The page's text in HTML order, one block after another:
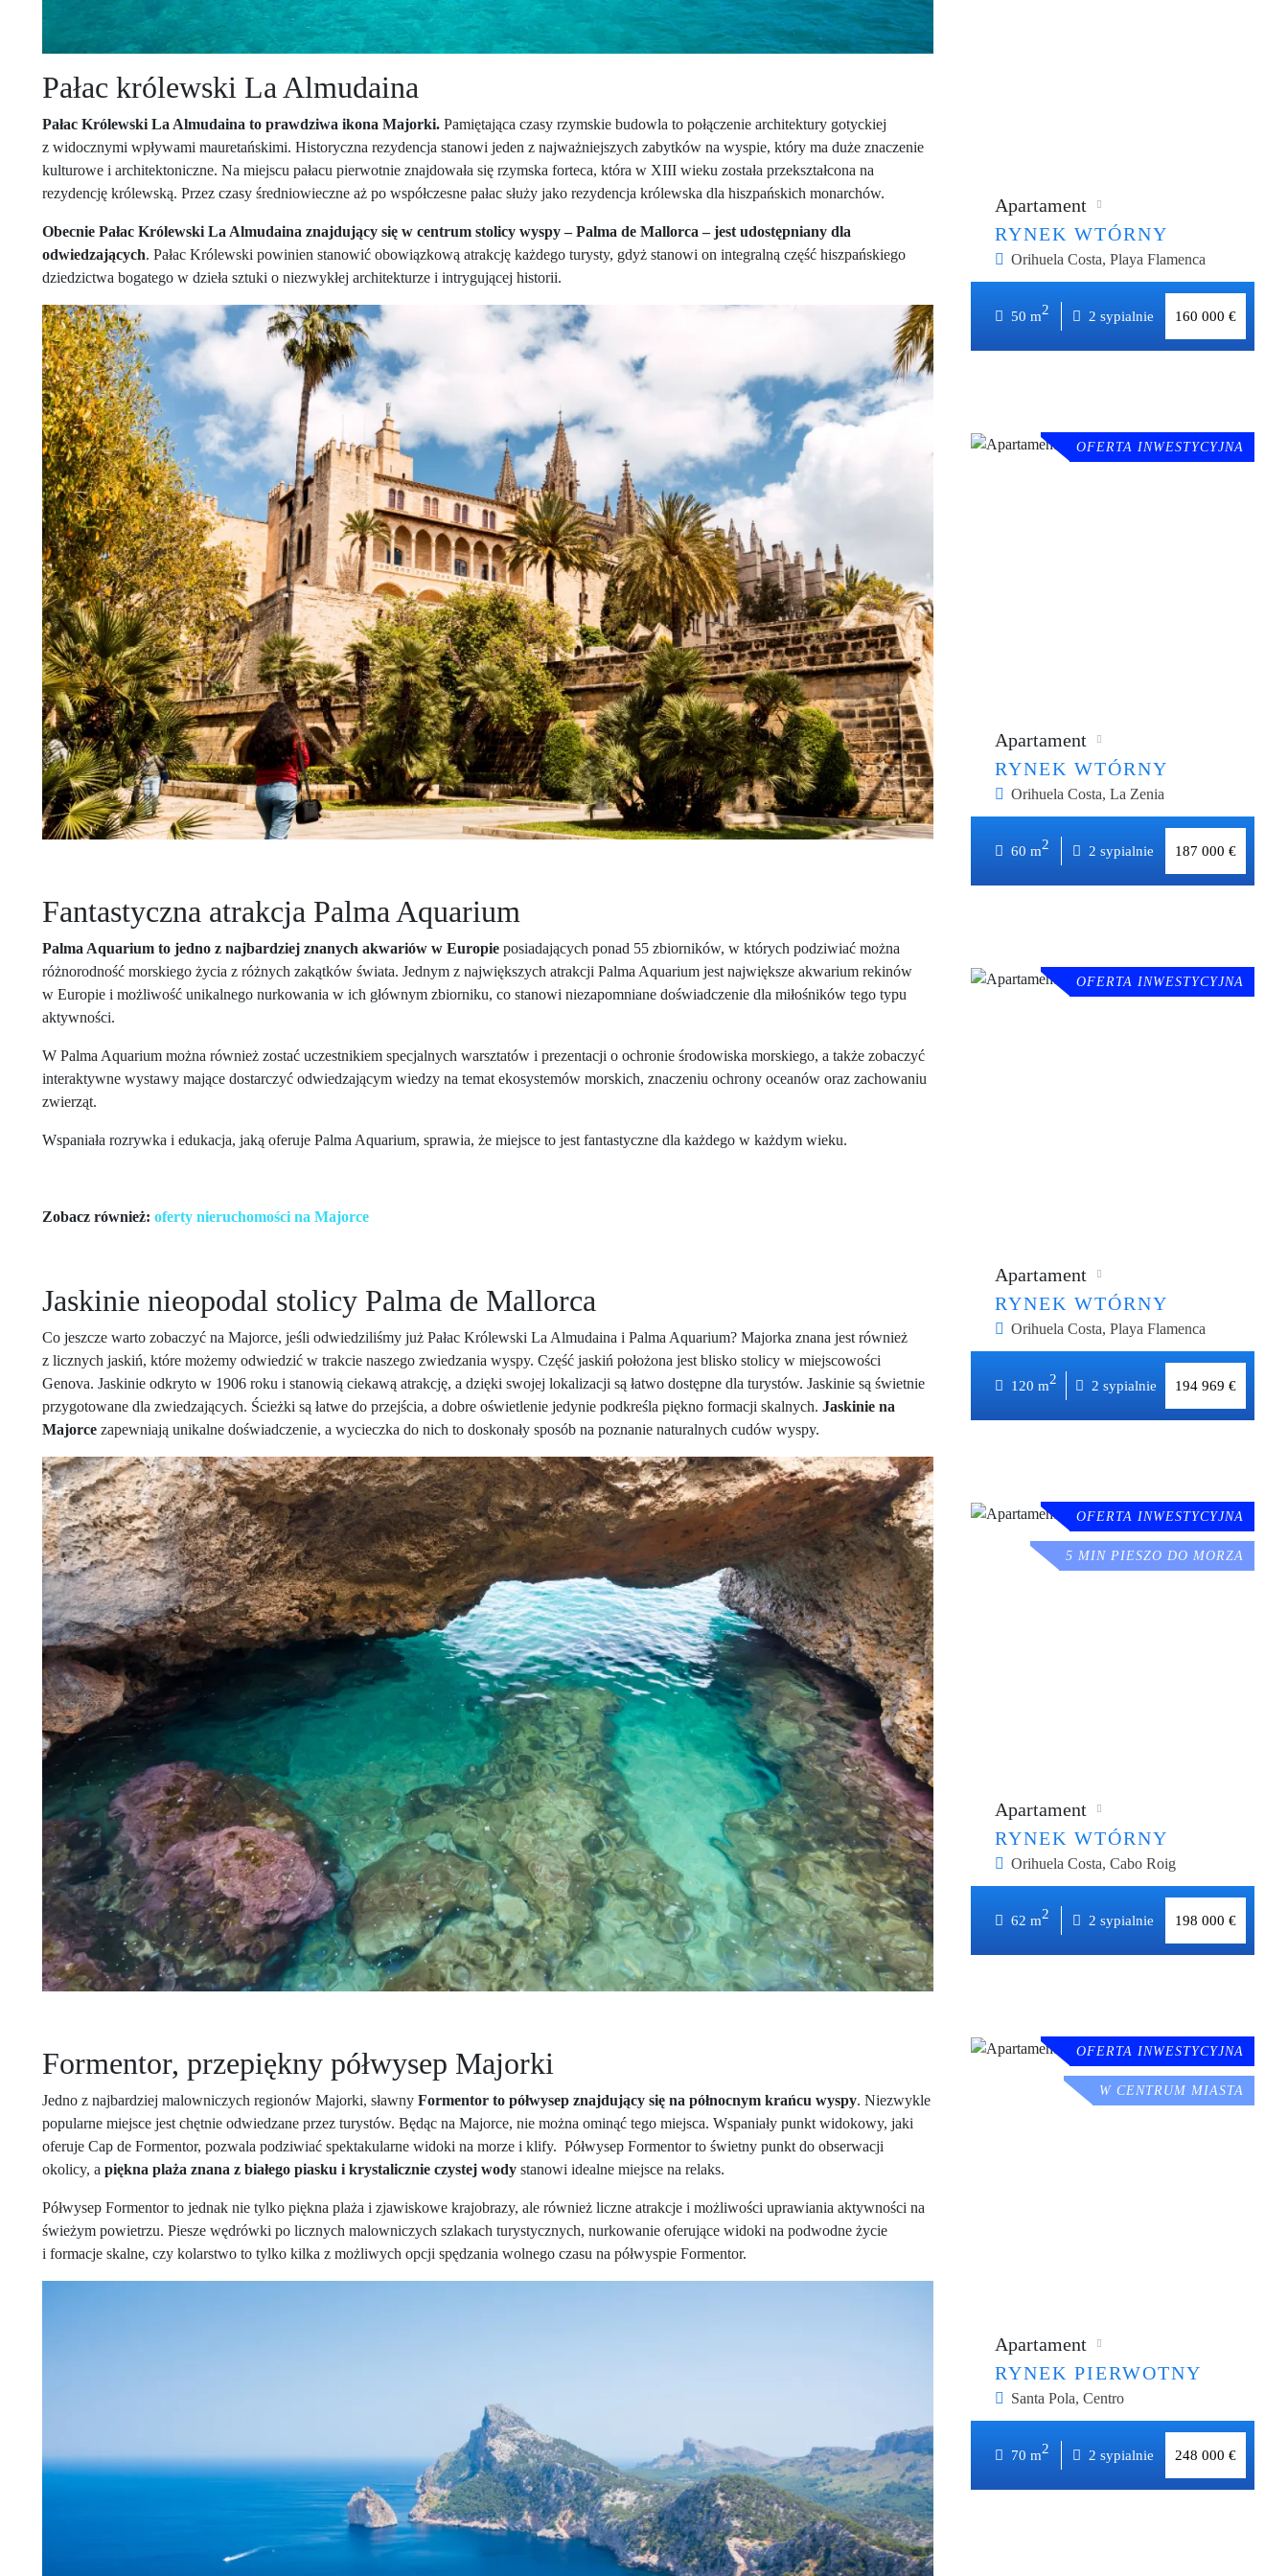
Pałac królewski La Almudaina
Pałac Królewski La Almudaina to prawdziwa ikona Majorki. Pamiętająca czasy rzymskie budowla to połączenie architektury gotyckiej
z widocznymi wpływami mauretańskimi. Historyczna rezydencja stanowi jeden z najważniejszych zabytków na wyspie, który ma duże znaczenie
kulturowe i architektoniczne. Na miejscu pałacu pierwotnie znajdowała się rzymska forteca, która w XIII wieku została przekształcona na
rezydencję królewską. Przez czasy średniowieczne aż po współczesne pałac służy jako rezydencja królewska dla hiszpańskich monarchów.
Obecnie Pałac Królewski La Almudaina znajdujący się w centrum stolicy wyspy – Palma de Mallorca – jest udostępniany dla
odwiedzających. Pałac Królewski powinien stanowić obowiązkową atrakcję każdego turysty, gdyż stanowi on integralną część hiszpańskiego
dziedzictwa bogatego w dzieła sztuki o niezwykłej architekturze i intrygującej historii.
Fantastyczna atrakcja Palma Aquarium
Palma Aquarium to jedno z najbardziej znanych akwariów w Europie posiadających ponad 55 zbiorników, w których podziwiać można
różnorodność morskiego życia z różnych zakątków świata. Jednym z największych atrakcji Palma Aquarium jest największe akwarium rekinów
w Europie i możliwość unikalnego nurkowania w ich głównym zbiorniku, co stanowi niezapomniane doświadczenie dla miłośników tego typu
aktywności.
W Palma Aquarium można również zostać uczestnikiem specjalnych warsztatów i prezentacji o ochronie środowiska morskiego, a także zobaczyć
interaktywne wystawy mające dostarczyć odwiedzającym wiedzy na temat ekosystemów morskich, znaczeniu ochrony oceanów oraz zachowaniu
zwierząt.
Wspaniała rozrywka i edukacja, jaką oferuje Palma Aquarium, sprawia, że miejsce to jest fantastyczne dla każdego w każdym wieku.
Zobacz również: oferty nieruchomości na Majorce
Jaskinie nieopodal stolicy Palma de Mallorca
Co jeszcze warto zobaczyć na Majorce, jeśli odwiedziliśmy już Pałac Królewski La Almudaina i Palma Aquarium? Majorka znana jest również
z licznych jaskiń, które możemy odwiedzić w trakcie naszego zwiedzania wyspy. Część jaskiń położona jest blisko stolicy w miejscowości
Genova. Jaskinie odkryto w 1906 roku i stanowią ciekawą atrakcję, a dzięki swojej lokalizacji są łatwo dostępne dla turystów. Jaskinie są świetnie
przygotowane dla zwiedzających. Ścieżki są łatwe do przejścia, a dobre oświetlenie jedynie podkreśla piękno formacji skalnych. Jaskinie na
Majorce zapewniają unikalne doświadczenie, a wycieczka do nich to doskonały sposób na poznanie naturalnych cudów wyspy.
Formentor, przepiękny półwysep Majorki
Jedno z najbardziej malowniczych regionów Majorki, sławny Formentor to półwysep znajdujący się na północnym krańcu wyspy. Niezwykle
popularne miejsce jest chętnie odwiedzane przez turystów. Będąc na Majorce, nie można ominąć tego miejsca. Wspaniały punkt widokowy, jaki
oferuje Cap de Formentor, pozwala podziwiać spektakularne widoki na morze i klify. Półwysep Formentor to świetny punkt do obserwacji
okolicy, a piękna plaża znana z białego piasku i krystalicznie czystej wody stanowi idealne miejsce na relaks.
Półwysep Formentor to jednak nie tylko piękna plaża i zjawiskowe krajobrazy, ale również liczne atrakcje i możliwości uprawiania aktywności na
świeżym powietrzu. Piesze wędrówki po licznych malowniczych szlakach turystycznych, nurkowanie oferujące widoki na podwodne życie
i formacje skalne, czy kolarstwo to tylko kilka z możliwych opcji spędzania wolnego czasu na półwyspie Formentor.
Apartament
RYNEK WTÓRNY
Orihuela Costa, Playa Flamenca
50 m2 x1 do 2km
50 m2 2 sypialnie 160 000 €
OFERTA INWESTYCYJNA
Apartament
RYNEK WTÓRNY
Orihuela Costa, La Zenia
60 m2 x2 do 2km
60 m2 2 sypialnie 187 000 €
OFERTA INWESTYCYJNA
Apartament
RYNEK WTÓRNY
Orihuela Costa, Playa Flamenca
120 m2 x2 do 700m
120 m2 2 sypialnie 194 969 €
OFERTA INWESTYCYJNA
5 MIN PIESZO DO MORZA
Apartament
RYNEK WTÓRNY
Orihuela Costa, Cabo Roig
62 m2 x1 do 500m
62 m2 2 sypialnie 198 000 €
OFERTA INWESTYCYJNA
W CENTRUM MIASTA
Apartament
RYNEK PIERWOTNY
Santa Pola, Centro
70 m2 x2 do 600m
70 m2 2 sypialnie 248 000 €